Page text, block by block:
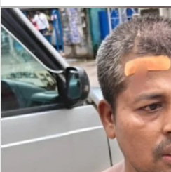
email